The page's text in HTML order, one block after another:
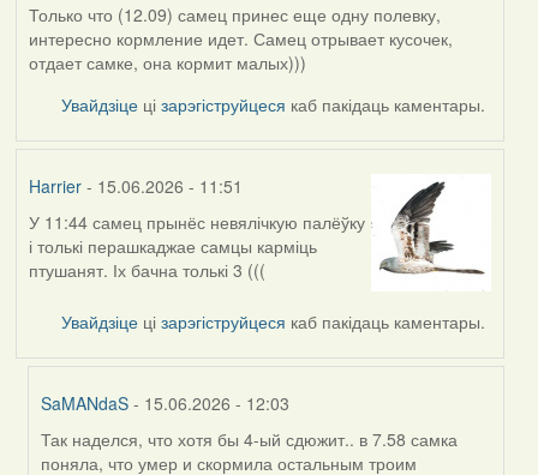
Только что (12.09) самец принес еще одну полевку,
интересно кормление идет. Самец отрывает кусочек,
отдает самке, она кормит малых)))
Увайдзіце цізарэгіструйцеся каб пакідаць каментары.
Harrier- 15.06.2026 - 11:51
У 11:44 самец прынёс невялічкую палёўку
і толькі перашкаджае самцы карміць
птушанят. Іх бачна толькі 3 (((
Увайдзіце цізарэгіструйцеся каб пакідаць каментары.
SaMANdaS - 15.06.2026 - 12:03
In
Так наделся, что хотя бы 4-ый сдюжит.. в 7.58 самка
поняла, что умер и скормила остальным троим